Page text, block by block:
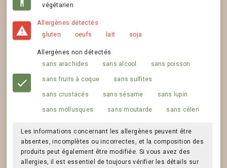
végétarien
Allergènes détectés
gluten
oeufs lait soja
Allergènes non détectés
sans arachides
sans alcool sans poisson
sans fruits à coque sans sulfites
sans crustacés sans sésame sans lupin
sans mollusques sans moutarde sans céleri
Les informations concernant les allergènes peuvent être
absentes, incomplètes ou incorrectes, et la composition des
produits peut également être modifiée. Si vous avez des
allergies, il est essentiel de toujours vérifier les détails sur